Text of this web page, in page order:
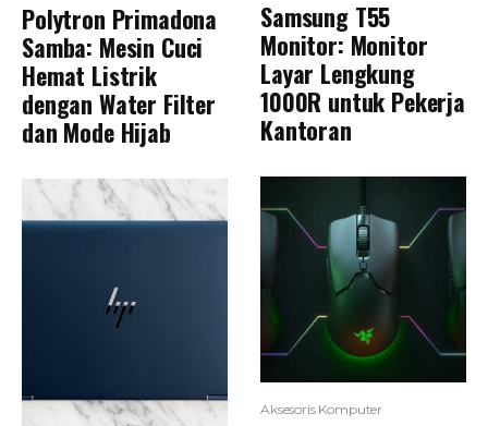
Polytron Primadona
Samba: Mesin Cuci
Hemat Listrik
dengan Water Filter
dan Mode Hijab
Samsung T55
Monitor: Monitor
Layar Lengkung
1000R untuk Pekerja
Kantoran
Aksesoris Komputer